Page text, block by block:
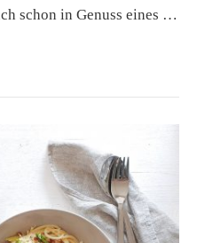
schon in Genuss eines …